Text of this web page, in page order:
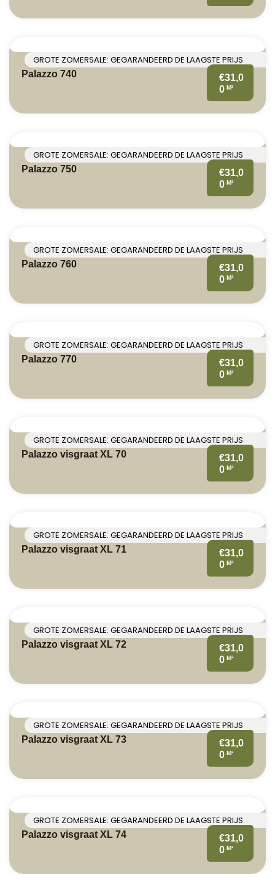
GROTE ZOMERSALE: GEGARANDEERD DE LAAGSTE PRIJS
Palazzo 740
€31,0
0 M²
GROTE ZOMERSALE: GEGARANDEERD DE LAAGSTE PRIJS
Palazzo 750
€31,0
0 M²
GROTE ZOMERSALE: GEGARANDEERD DE LAAGSTE PRIJS
Palazzo 760
€31,0
0 M²
GROTE ZOMERSALE: GEGARANDEERD DE LAAGSTE PRIJS
Palazzo 770
€31,0
0 M²
GROTE ZOMERSALE: GEGARANDEERD DE LAAGSTE PRIJS
Palazzo visgraat XL 70
€31,0
0 M²
GROTE ZOMERSALE: GEGARANDEERD DE LAAGSTE PRIJS
Palazzo visgraat XL 71
€31,0
0 M²
GROTE ZOMERSALE: GEGARANDEERD DE LAAGSTE PRIJS
Palazzo visgraat XL 72
€31,0
0 M²
GROTE ZOMERSALE: GEGARANDEERD DE LAAGSTE PRIJS
Palazzo visgraat XL 73
€31,0
0 M²
GROTE ZOMERSALE: GEGARANDEERD DE LAAGSTE PRIJS
Palazzo visgraat XL 74
€31,0
0 M²